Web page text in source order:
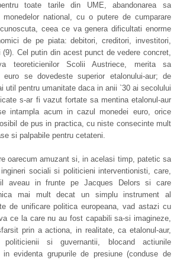
toate tarile din UME, abandonarea sa
monedelor national, cu o putere de cumparare
ceea ce va genera dificultati enorme
de pe piata: debitori, creditori, investitori,
(9). Cel putin din acest punct de vedere concret,
teoreticienilor Scolii Austriece, merita sa
se dovedeste superior etalonului-aur; de
util pentru umanitate daca in anii `30 ai secolului
s-ar fi vazut fortate sa mentina etalonul-aur
intampla acum in cazul monedei euro, orice
de pus in practica, cu niste consecinte mult
si palpabile pentru cetateni.
oarecum amuzant si, in acelasi timp, patetic sa
sociali si politicieni interventionisti, care,
aveau in frunte pe Jacques Delors si care
mai mult decat un simplu instrument al
de unificare politica europeana, vad astazi cu
ce la care nu au fost capabili sa-si imagineze,
prin a actiona, in realitate, ca etalonul-aur,
politicienii si guvernantii, blocand actiunile
in evidenta grupurile de presiune (conduse de